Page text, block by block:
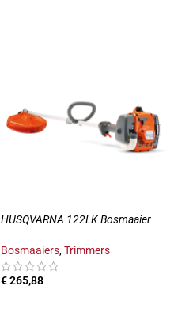
HUSQVARNA 122LK Bosmaaier
Bosmaaiers,Trimmers
€265,88